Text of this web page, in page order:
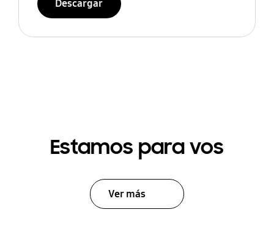
Descargar
Estamos para vos
Ver más